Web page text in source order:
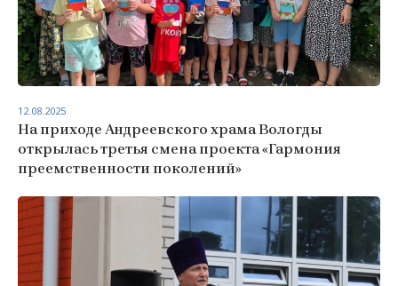
На приходе Андреевского храма Вологды
открылась третья смена проекта «Гармония
преемственности поколений»
12.08.2025